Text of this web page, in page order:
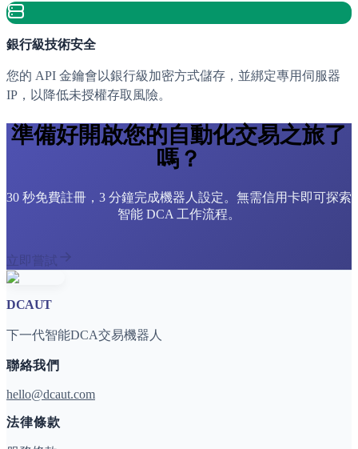
銀行級技術安全
您的 API 金鑰會以銀行級加密方式儲存，並綁定專用伺服器
IP，以降低未授權存取風險。
準備好開啟您的自動化交易之旅了
嗎？
30 秒免費註冊，3 分鐘完成機器人設定。無需信用卡即可探索
智能 DCA 工作流程。
立即嘗試
DCAUT
下一代智能DCA交易機器人
聯絡我們
hello@dcaut.com
法律條款